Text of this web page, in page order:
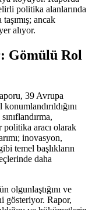
politika alanlarında
ancak
alıyor.
Gömülü Rol
39 Avrupa
politika aracı olarak
inovasyon,
temel başlıkların
daha
olgunlaştığını ve
gösteriyor. Rapor,